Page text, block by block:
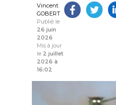
Vincent
GOBERT
Publié le
26 juin
2026
Mis à jour
le 2 juillet
2026 à
16:02